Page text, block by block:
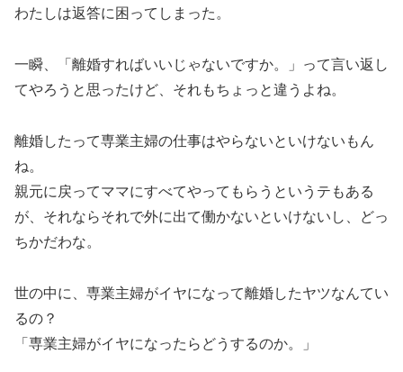
わたしは返答に困ってしまった。
一瞬、「離婚すればいいじゃないですか。」って言い返し
てやろうと思ったけど、それもちょっと違うよね。
離婚したって専業主婦の仕事はやらないといけないもん
ね。
親元に戻ってママにすべてやってもらうというテもある
が、それならそれで外に出て働かないといけないし、どっ
ちかだわな。
世の中に、専業主婦がイヤになって離婚したヤツなんてい
るの？
「専業主婦がイヤになったらどうするのか。」